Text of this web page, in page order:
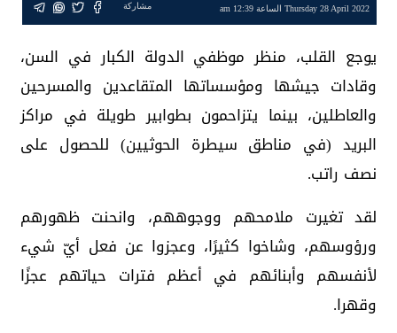
Thursday 28 April 2022 الساعة 12:39 am مشاركة
يوجع القلب، منظر موظفي الدولة الكبار في السن،
وقادات جيشها ومؤسساتها المتقاعدين والمسرحين
والعاطلين، بينما يتزاحمون بطوابير طويلة في مراكز
البريد (في مناطق سيطرة الحوثيين) للحصول على
نصف راتب.
لقد تغيرت ملامحهم ووجوههم، وانحنت ظهورهم
ورؤوسهم، وشاخوا كثيرًا، وعجزوا عن فعل أيّ شيء
لأنفسهم وأبنائهم في أعظم فترات حياتهم عجزًا
وقهرا.